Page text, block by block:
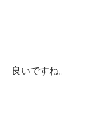
良いですね。